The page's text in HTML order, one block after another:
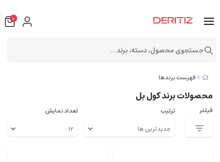
فهرست برندها
محصولات برند کول بل
فیلتر ترتیب تعداد نمایش
0
جستجوی محصول، دسته، برند...